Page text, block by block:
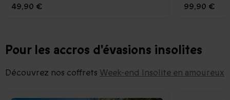
49,90 € 99,90 €
Pour les accros d'évasions insolites
Découvrez nos coffrets Week-end Insolite en amoureux